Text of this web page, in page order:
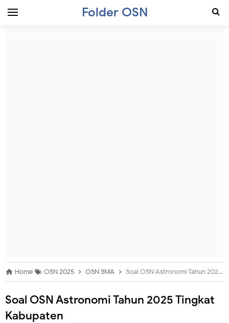
Folder OSN
Home OSN 2025 OSN SMA Soal OSN Astronomi Tahun 2025 Tingkat Kabupaten
Soal OSN Astronomi Tahun 2025 Tingkat
Kabupaten